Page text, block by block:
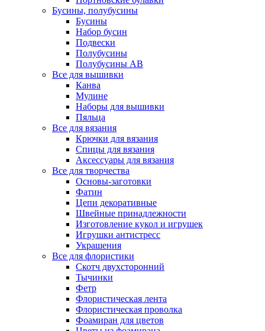
Бусины, полубусины
Бусины
Набор бусин
Подвески
Полубусины
Полубусины AB
Все для вышивки
Канва
Мулине
Наборы для вышивки
Пяльца
Все для вязания
Крючки для вязания
Спицы для вязания
Аксессуары для вязания
Все для творчества
Основы-заготовки
Фатин
Цепи декоративные
Швейные принадлежности
Изготовление кукол и игрушек
Игрушки антистресс
Украшения
Все для флористики
Скотч двухсторонний
Тычинки
Фетр
Флористическая лента
Флористическая проволка
Фоамиран для цветов